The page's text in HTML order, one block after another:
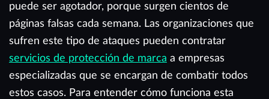
puede ser agotador, porque surgen cientos de
páginas falsas cada semana. Las organizaciones que
sufren este tipo de ataques pueden contratar
servicios de protección de marca a empresas
especializadas que se encargan de combatir todos
estos casos. Para entender cómo funciona esta